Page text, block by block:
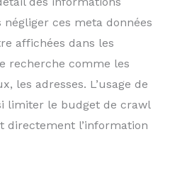
ces meta données
affichées dans les
recherche comme les
les adresses. L’usage de
limiter le budget de crawl
directement l’information